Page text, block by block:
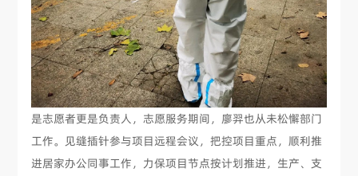
是志愿者更是负责人，志愿服务期间，廖羿也从未松懈部门
工作。见缝插针参与项目远程会议，把控项目重点，顺利推
进居家办公同事工作，力保项目节点按计划推进，生产、支